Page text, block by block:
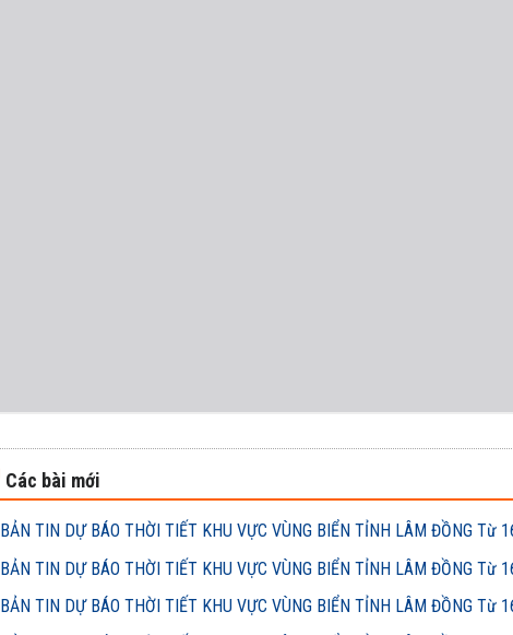
Các bài mới
BẢN TIN DỰ BÁO THỜI TIẾT KHU VỰC VÙNG BIỂN TỈNH LÂM ĐỒNG
BẢN TIN DỰ BÁO THỜI TIẾT KHU VỰC VÙNG BIỂN TỈNH LÂM ĐỒNG
BẢN TIN DỰ BÁO THỜI TIẾT KHU VỰC VÙNG BIỂN TỈNH LÂM ĐỒNG